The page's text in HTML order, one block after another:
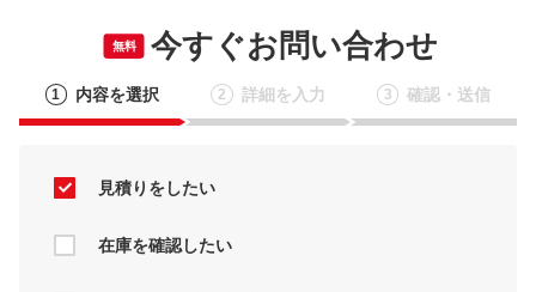
無料 今すぐお問い合わせ
1 内容を選択 2 詳細を入力 3 確認・送信
見積りをしたい
在庫を確認したい